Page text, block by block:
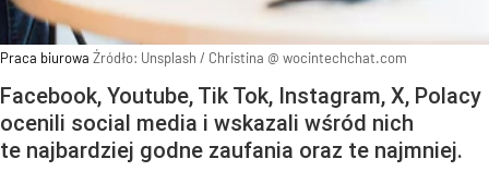
Praca biurowa Źródło: Unsplash / Christina @ wocintechchat.com
Facebook, Youtube, Tik Tok, Instagram, X, Polacy
ocenili social media i wskazali wśród nich
te najbardziej godne zaufania oraz te najmniej.